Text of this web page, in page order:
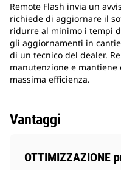
Remote Flash invia un
richiede di aggiornare il
ridurre al minimo i tempi
gli aggiornamenti in
di un tecnico del dealer.
manutenzione e mantiene
massima efficienza.
Vantaggi
OTTIMIZZAZIONE